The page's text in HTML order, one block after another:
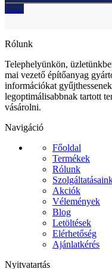
Ajánlatkérés
Rólunk
Telephelyünkön,
mai vezető építőanyag
információkat
legoptimálisabbnak tartott
vásárolni.
Navigáció
Főoldal
Termékek
Rólunk
Akciók
Vélemények
Blog
Letöltések
Elérhetőség
Ajánlatkérés
Nyitvatartás